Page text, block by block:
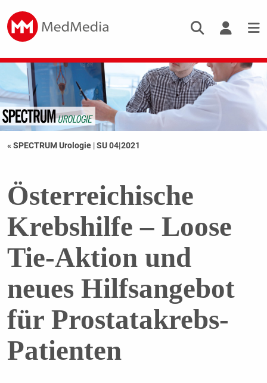
« SPECTRUM Urologie |SU 04|2021
Österreichische
Krebshilfe – Loose
Tie-Aktion und
neues Hilfsangebot
für Prostatakrebs-
Patienten